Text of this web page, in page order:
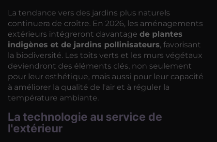
La tendance vers des jardins plus naturels
continuera de croître. En 2026, les aménagements
extérieurs intégreront davantage de plantes
indigènes et de jardins pollinisateurs, favorisant
la biodiversité. Les toits verts et les murs végétaux
deviendront des éléments clés, non seulement
pour leur esthétique, mais aussi pour leur capacité
à améliorer la qualité de l'air et à réguler la
température ambiante.
La technologie au service de
l'extérieur